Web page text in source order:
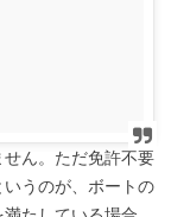
ん。ただ免許不要
うのが、ボートの